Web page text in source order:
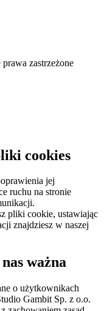
zastrzeżone
cookies
jej
ruchu na stronie
pliki cookie, ustawiając
znajdziesz w naszej
ważna
o użytkownikach
Gambit Sp. z o.o.